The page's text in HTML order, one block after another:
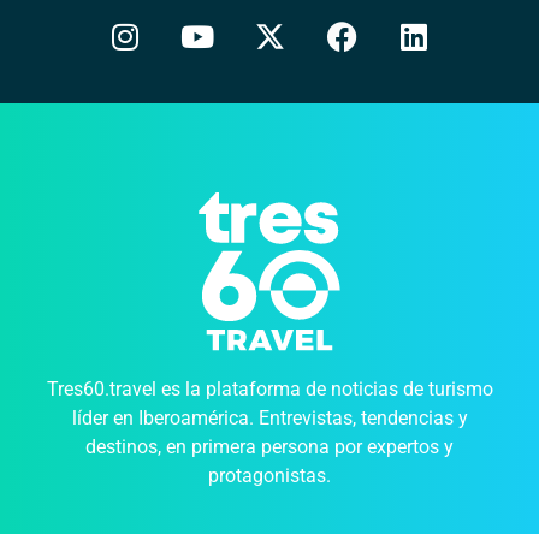
Tres60.travel es la plataforma de noticias de turismo
líder en Iberoamérica. Entrevistas, tendencias y
destinos, en primera persona por expertos y
protagonistas.